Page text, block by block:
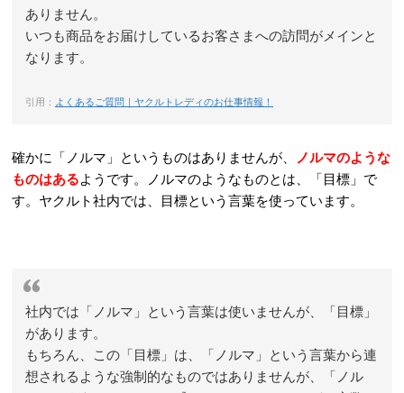
ありません。
いつも商品をお届けしているお客さまへの訪問がメインと
なります。
引用： よくあるご質問｜ヤクルトレディのお仕事情報！
確かに「ノルマ」というものはありませんが、
ノルマのような
ものはあるようです。ノルマのようなものとは、「目標」で
す。ヤクルト社内では、目標という言葉を使っています。
社内では「ノルマ」という言葉は使いませんが、「目標」
があります。
もちろん、この「目標」は、「ノルマ」という言葉から連
想されるような強制的なものではありませんが、「ノル